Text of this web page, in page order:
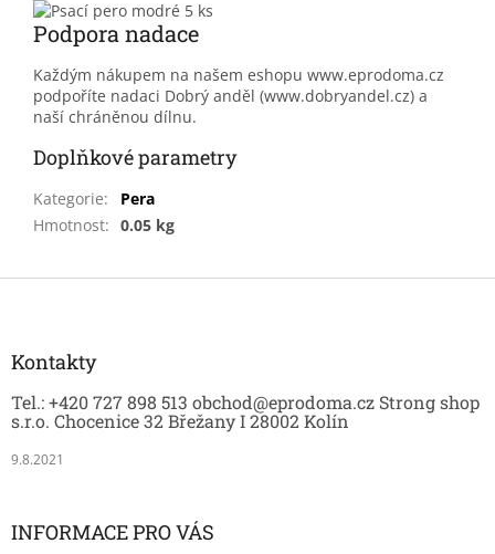
Podpora nadace
Každým nákupem na našem eshopu www.eprodoma.cz
podpoříte nadaci Dobrý anděl (www.dobryandel.cz) a
naší chráněnou dílnu.
Doplňkové parametry
Kategorie:
Pera
Hmotnost: 0.05 kg
Z
Kontakty
Tel.: +420 727 898 513 obchod@eprodoma.cz Strong shop
s.r.o. Chocenice 32 Břežany I 28002 Kolín
9.8.2021
INFORMACE PRO VÁS